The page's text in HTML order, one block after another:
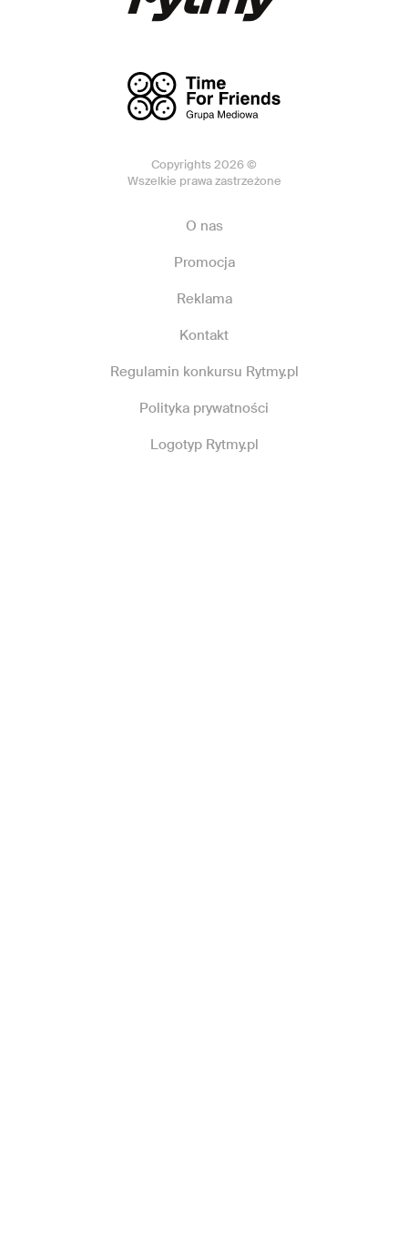
Copyrights 2026 ©
Wszelkie prawa zastrzeżone
O nas
Promocja
Reklama
Kontakt
Regulamin konkursu Rytmy.pl
Polityka prywatności
Logotyp Rytmy.pl